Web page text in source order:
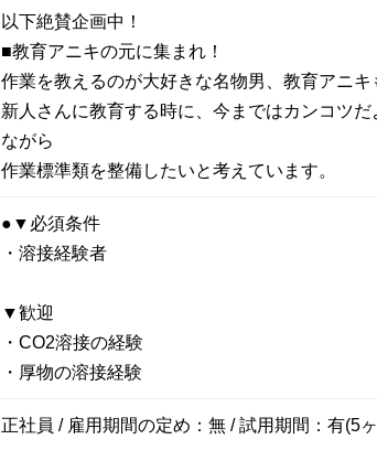
以下絶賛企画中！
■教育アニキの元に集まれ！
作業を教えるのが大好きな名物男、教育アニキ
新人さんに教育する時に、今まではカンコツ
ながら
作業標準類を整備したいと考えています。
●▼必須条件
・溶接経験者
▼歓迎
・CO2溶接の経験
・厚物の溶接経験
正社員 / 雇用期間の定め：無 / 試用期間：有(5